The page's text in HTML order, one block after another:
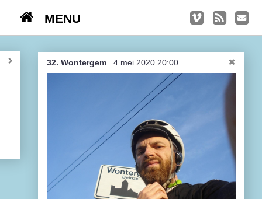
MENU
Kasseien
België / Duitsland / Nederland
Soeperlange tocht
Afleveringen
Bounding Boxes
32. Wontergem 4 mei 2020 20:00